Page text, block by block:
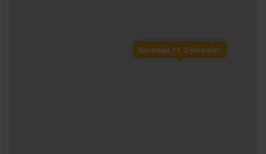
Sovstuga 11, 3 personer